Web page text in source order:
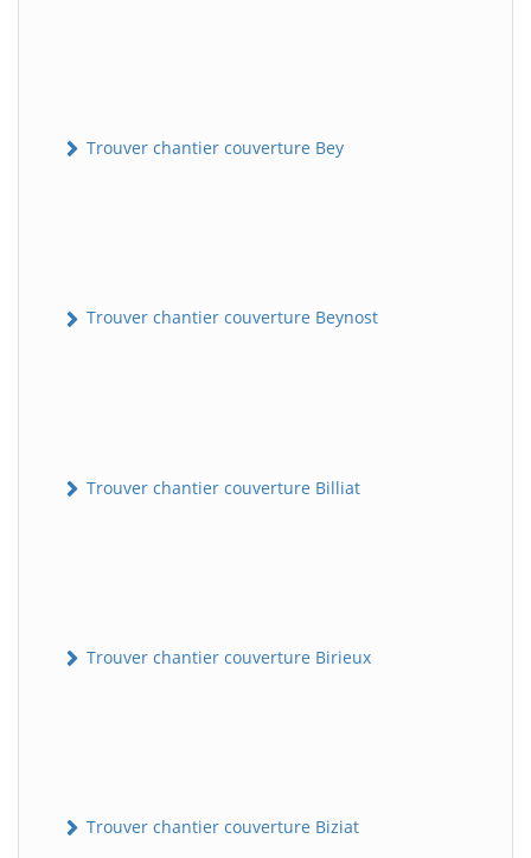
Trouver chantier couverture Bey
Trouver chantier couverture Beynost
Trouver chantier couverture Billiat
Trouver chantier couverture Birieux
Trouver chantier couverture Biziat